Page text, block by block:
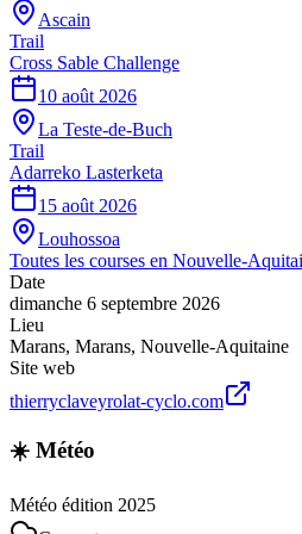
Ascain
Trail
Cross Sable Challenge
10 août 2026
La Teste-de-Buch
Trail
Adarreko Lasterketa
15 août 2026
Louhossoa
Toutes les courses en Nouvelle-
Date
dimanche 6 septembre 2026
Lieu
Marans, Marans, Nouvelle-Aquitaine
Site web
thierryclaveyrolat-cyclo.com
☀️ Météo
Météo édition 2025